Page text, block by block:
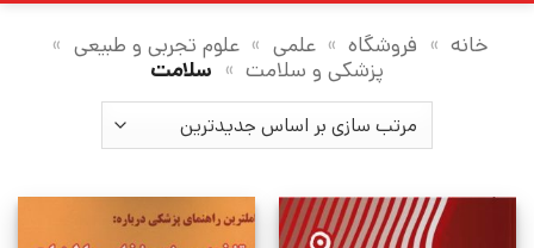
خانه » فروشگاه » علمی » علوم تجربی و طبیعی »
پزشکی و سلامت » سلامت